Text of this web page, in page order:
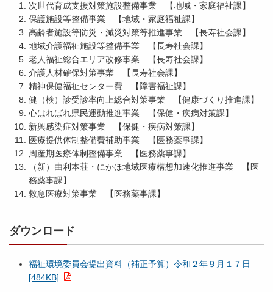
次世代育成支援対策施設整備事業 【地域・家庭福祉課】
保護施設等整備事業 【地域・家庭福祉課】
高齢者施設等防災・減災対策等推進事業 【長寿社会課】
地域介護福祉施設等整備事業 【長寿社会課】
老人福祉総合エリア改修事業 【長寿社会課】
介護人材確保対策事業 【長寿社会課】
精神保健福祉センター費 【障害福祉課】
健（検）診受診率向上総合対策事業 【健康づくり推進課】
心はればれ県民運動推進事業 【保健・疾病対策課】
新興感染症対策事業 【保健・疾病対策課】
医療提供体制整備費補助事業 【医務薬事課】
周産期医療体制整備事業 【医務薬事課】
（新）由利本荘・にかほ地域医療構想加速化推進事業 【医
務薬事課】
救急医療対策事業 【医務薬事課】
ダウンロード
福祉環境委員会提出資料（補正予算）令和２年９月１７日
[484KB]